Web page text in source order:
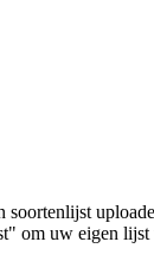
soortenlijst
om uw eigen lijst